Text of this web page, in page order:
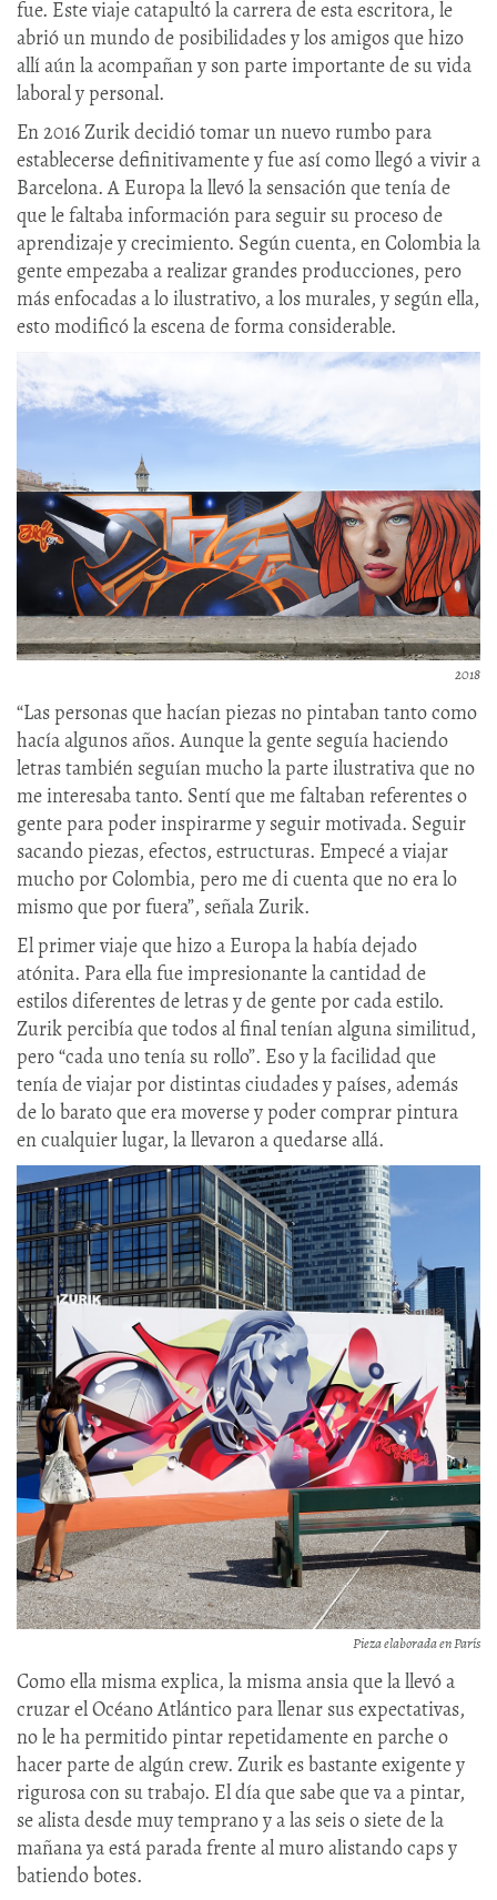
fue. Este viaje catapultó la carrera de esta escritora, le
abrió un mundo de posibilidades y los amigos que hizo
allí aún la acompañan y son parte importante de su vida
laboral y personal.
En 2016 Zurik decidió tomar un nuevo rumbo para
establecerse definitivamente y fue así como llegó a vivir a
Barcelona. A Europa la llevó la sensación que tenía de
que le faltaba información para seguir su proceso de
aprendizaje y crecimiento. Según cuenta, en Colombia la
gente empezaba a realizar grandes producciones, pero
más enfocadas a lo ilustrativo, a los murales, y según ella,
esto modificó la escena de forma considerable.
2018
“Las personas que hacían piezas no pintaban tanto como
hacía algunos años. Aunque la gente seguía haciendo
letras también seguían mucho la parte ilustrativa que no
me interesaba tanto. Sentí que me faltaban referentes o
gente para poder inspirarme y seguir motivada. Seguir
sacando piezas, efectos, estructuras. Empecé a viajar
mucho por Colombia, pero me di cuenta que no era lo
mismo que por fuera”, señala Zurik.
El primer viaje que hizo a Europa la había dejado
atónita. Para ella fue impresionante la cantidad de
estilos diferentes de letras y de gente por cada estilo.
Zurik percibía que todos al final tenían alguna similitud,
pero “cada uno tenía su rollo”. Eso y la facilidad que
tenía de viajar por distintas ciudades y países, además
de lo barato que era moverse y poder comprar pintura
en cualquier lugar, la llevaron a quedarse allá.
Pieza elaborada en París
Como ella misma explica, la misma ansia que la llevó a
cruzar el Océano Atlántico para llenar sus expectativas,
no le ha permitido pintar repetidamente en parche o
hacer parte de algún crew. Zurik es bastante exigente y
rigurosa con su trabajo. El día que sabe que va a pintar,
se alista desde muy temprano y a las seis o siete de la
mañana ya está parada frente al muro alistando caps y
batiendo botes.